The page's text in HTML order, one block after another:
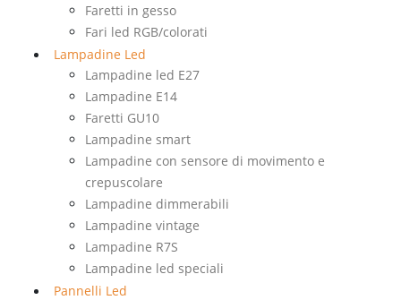
Faretti in gesso
Fari led RGB/colorati
Lampadine Led
Lampadine led E27
Lampadine E14
Faretti GU10
Lampadine smart
Lampadine con sensore di movimento e
crepuscolare
Lampadine dimmerabili
Lampadine vintage
Lampadine R7S
Lampadine led speciali
Pannelli Led